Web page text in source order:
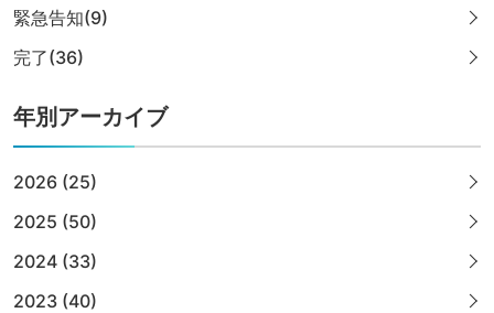
緊急告知(9)
完了(36)
年別アーカイブ
2026 (25)
2025 (50)
2024 (33)
2023 (40)